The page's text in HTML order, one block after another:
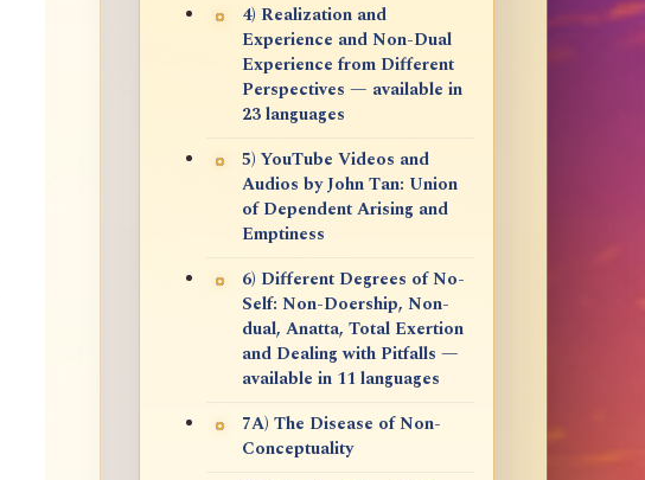
4) Realization and
Experience and Non-Dual
Experience from Different
Perspectives — available in
23 languages
5) YouTube Videos and
Audios by John Tan: Union
of Dependent Arising and
Emptiness
6) Different Degrees of No-
Self: Non-Doership, Non-
dual, Anatta, Total Exertion
and Dealing with Pitfalls —
available in 11 languages
7A) The Disease of Non-
Conceptuality